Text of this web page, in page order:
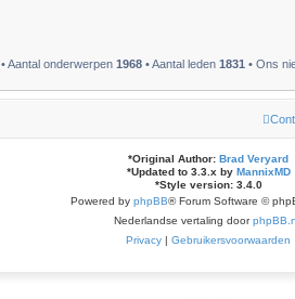
• Aantal onderwerpen 1968 • Aantal leden 1831 • Ons
*Original Author: Brad Veryard
*Updated to 3.3.x by MannixMD
*Style version: 3.4.0
Powered by phpBB® Forum Software ©
Nederlandse vertaling door
Privacy | Gebruikersvoorwaarden